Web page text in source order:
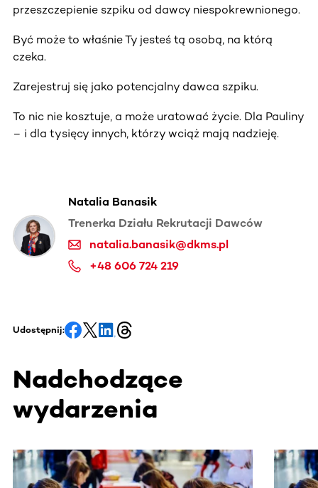
przeszczepienie szpiku od dawcy niespokrewnionego.
Być może to właśnie Ty jesteś tą osobą, na którą
czeka.
Zarejestruj się jako potencjalny dawca szpiku.
To nic nie kosztuje, a może uratować życie. Dla Pauliny
– i dla tysięcy innych, którzy wciąż mają nadzieję.
Natalia Banasik
Trenerka Działu Rekrutacji Dawców
natalia.banasik@dkms.pl
+48 606 724 219
Udostępnij:
Nadchodzące
wydarzenia
Ta sekcja zawiera treści przewijane w poziomie. Użyj